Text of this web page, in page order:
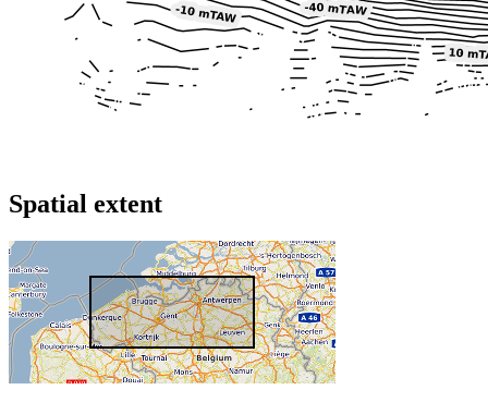
Spatial extent